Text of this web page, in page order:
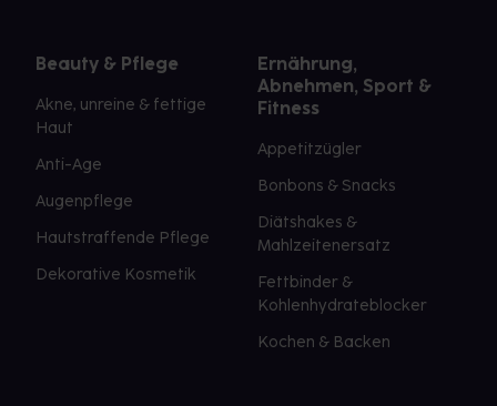
Beauty & Pflege
Akne, unreine & fettige
Haut
Anti-Age
Augenpflege
Hautstraffende Pflege
Dekorative Kosmetik
Ernährung,
Abnehmen, Sport &
Fitness
Appetitzügler
Bonbons & Snacks
Diätshakes &
Mahlzeitenersatz
Fettbinder &
Kohlenhydrateblocker
Kochen & Backen